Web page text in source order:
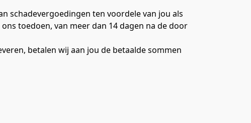
schadevergoedingen ten voordele van jou als
toedoen, van meer dan 14 dagen na de door
betalen wij aan jou de betaalde sommen